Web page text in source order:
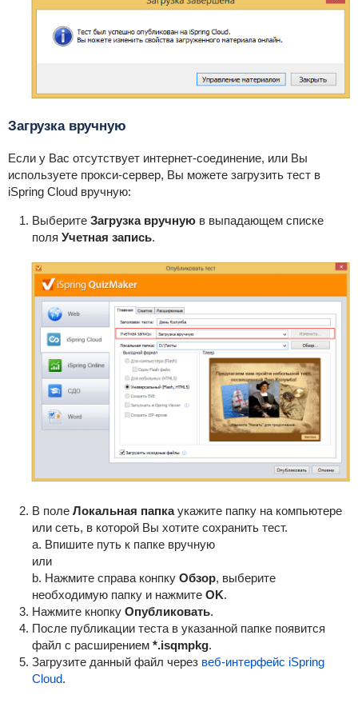
Загрузка вручную
Если у Вас отсутствует интернет-соединение, или Вы
используете прокси-сервер, Вы можете загрузить тест в
iSpring Cloud вручную:
Выберите Загрузка вручнуюв выпадающем списке
поля Учетная запись.
В поле Локальная папкаукажите папку на компьютере
или сеть, в которой Вы хотите сохранить тест.
a. Впишите путь к папке вручную
или
b. Нажмите справа конпку Обзор, выберите
необходимую папку и нажмите OK.
Нажмите кнопку Опубликовать.
После публикации теста в указанной папке появится
файл с расширением *.isqmpkg.
Загрузите данный файл через веб-интерфейс iSpring
Cloud.